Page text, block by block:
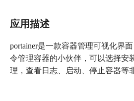
应用描述
portainer是一款容器管理可视化界
令管理容器的小伙伴，可以选择安
理，查看日志、启动、停止容器等